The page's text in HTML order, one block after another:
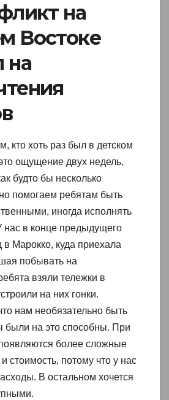
на
Востоке
на
кто хоть раз был в детском
ощущение двух недель,
будто бы несколько
помогаем ребятам быть
иногда исполнять
нас в конце предыдущего
в Марокко, куда приехала
побывать на
взяли тележки в
на них гонки.
нам необязательно быть
были на это способны. При
более сложные
стоимость, потому что у нас
В остальном хочется